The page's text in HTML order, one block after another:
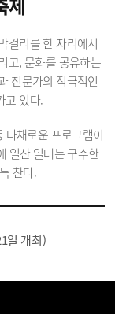
걸리를 한 자리에서
고, 문화를 공유하는
전문가의 적극적인
고 있다.
다채로운 프로그램이
일산 일대는 구수한
찬다.
일 개최)